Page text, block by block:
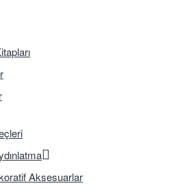
Aksesuarlar